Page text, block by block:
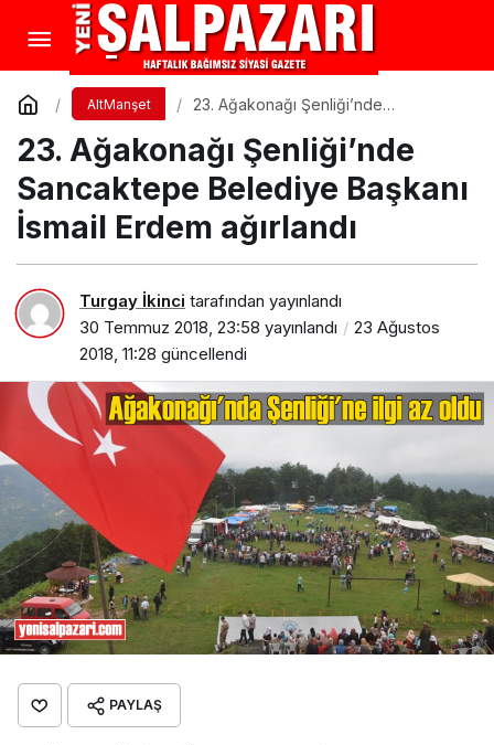
AltManşet
23. Ağakonağı Şenliği’nde
Erdem ağırlandı
23. Ağakonağı Şenliği’nde
Sancaktepe Belediye Başkanı
İsmail Erdem ağırlandı
Turgay İkinci tarafından yayınlandı
30 Temmuz 2018, 23:58 yayınlandı
23 Ağustos
2018, 11:28 güncellendi
PAYLAŞ